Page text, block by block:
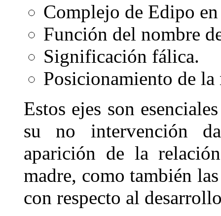
Complejo de Edipo
Función del nombre
Significación fálica.
Posicionamiento de
Estos ejes son
su no intervención
aparición de la
madre, como también
con respecto al